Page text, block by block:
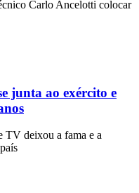
Carlo Ancelotti colocar
junta ao exército e
TV deixou a fama e a